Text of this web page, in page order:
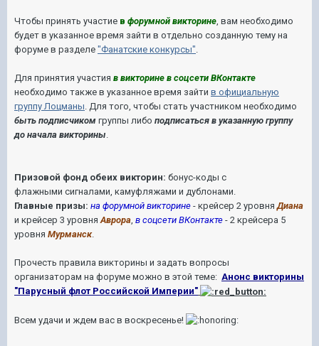
Чтобы принять участие в форумной викторине, вам необходимо
будет в указанное время зайти в отдельно созданную тему на
форуме в разделе "Фанатские конкурсы".
Для принятия участия в викторине в соцсети ВКонтакте
необходимо также в указанное время зайти в официальную
группу Лоцманы. Для того, чтобы стать участником необходимо
быть подписчиком группы либо подписаться в указанную группу
до начала викторины.
Призовой фонд обеих викторин: бонус-коды с
флажными сигналами, камуфляжами и дублонами.
Главные призы: на форумной викторине - крейсер 2 уровняДиана
и крейсер 3 уровняАврора, в соцсети ВКонтакте - 2 крейсера 5
уровня Мурманск.
Прочесть правила викторины и задать вопросы
организаторам на форуме можно в этой теме: Анонс викторины
"Парусный флот Российской Империи"
Всем удачи и ждем вас в воскресенье!